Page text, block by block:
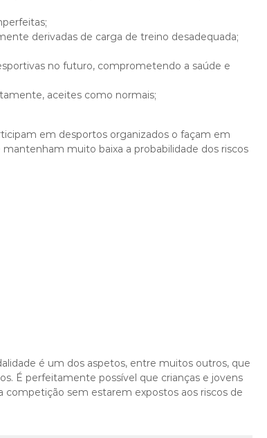
derivadas de carga de treino desadequada;
no futuro, comprometendo a saúde e
aceites como normais;
em desportos organizados o façam em
muito baixa a probabilidade dos riscos
é um dos aspetos, entre muitos outros, que
É perfeitamente possível que crianças e jovens
sem estarem expostos aos riscos de